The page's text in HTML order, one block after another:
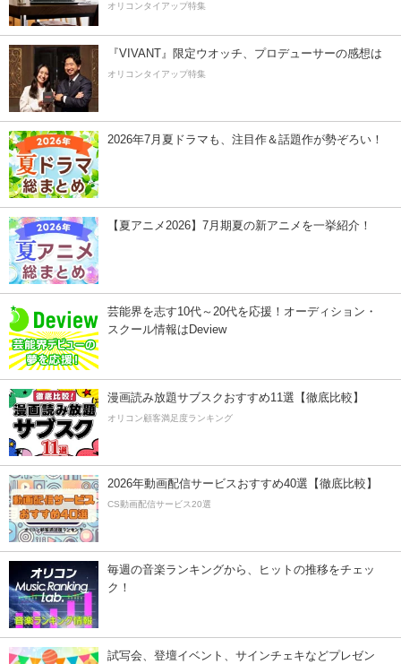
オリコンタイアップ特集
『VIVANT』限定ウオッチ、プロデューサーの感想は
オリコンタイアップ特集
2026年7月夏ドラマも、注目作＆話題作が勢ぞろい！
【夏アニメ2026】7月期夏の新アニメを一挙紹介！
芸能界を志す10代～20代を応援！オーディション・
スクール情報はDeview
漫画読み放題サブスクおすすめ11選【徹底比較】
オリコン顧客満足度ランキング
2026年動画配信サービスおすすめ40選【徹底比較】
CS動画配信サービス20選
毎週の音楽ランキングから、ヒットの推移をチェッ
ク！
試写会、登壇イベント、サインチェキなどプレゼン